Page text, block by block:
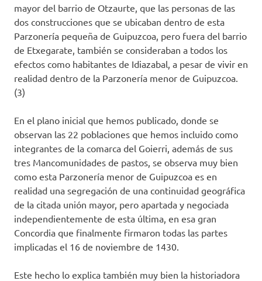
mayor del barrio de Otzaurte, que las personas de las
dos construcciones que se ubicaban dentro de esta
Parzonería pequeña de Guipuzcoa, pero fuera del barrio
de Etxegarate, también se consideraban a todos los
efectos como habitantes de Idiazabal, a pesar de vivir en
realidad dentro de la Parzonería menor de Guipuzcoa.
(3)
En el plano inicial que hemos publicado, donde se
observan las 22 poblaciones que hemos incluido como
integrantes de la comarca del Goierri, además de sus
tres Mancomunidades de pastos, se observa muy bien
como esta Parzonería menor de Guipuzcoa es en
realidad una segregación de una continuidad geográfica
de la citada unión mayor, pero apartada y negociada
independientemente de esta última, en esa gran
Concordia que finalmente firmaron todas las partes
implicadas el 16 de noviembre de 1430.
Este hecho lo explica también muy bien la historiadora